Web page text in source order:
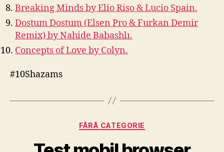
Breaking Minds by Elio Riso & Lucio Spain.
Dostum Dostum (Elsen Pro & Furkan Demir
Remix) by Nahide Babashlı.
Concepts of Love by Colyn.
#10Shazams
Categories
FĂRĂ CATEGORIE